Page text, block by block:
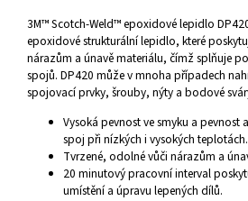
3M™ Scotch-Weld™ epoxidové lepidlo
epoxidové strukturální lepidlo, které
nárazům a únavě materiálu, čímž splňuje
spojů. DP420 může v mnoha případech
spojovací prvky, šrouby, nýty a bodové
Vysoká pevnost ve smyku a pevnost
spoj při nízkých i vysokých teplotách.
Tvrzené, odolné vůči nárazům a
20 minutový pracovní interval
umístění a úpravu lepených dílů.